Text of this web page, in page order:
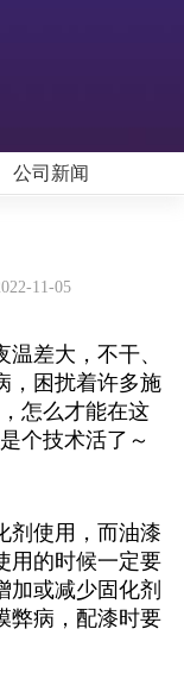
公司新闻
11-05
差大，不干、
，困扰着许多施
怎么才能在这
个技术活了～
剂使用，而油漆
用的时候一定要
加或减少固化剂
弊病，配漆时要